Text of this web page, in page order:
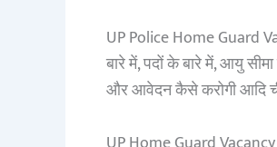
UP Police Home Guard
बारे में, पदों के बारे में, आयु
और आवेदन कैसे करोगी आदि